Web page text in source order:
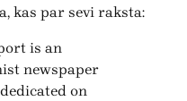
kas par sevi raksta:
is an
newspaper
on